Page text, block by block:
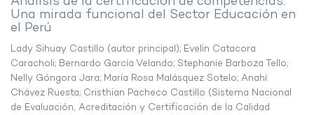
Una mirada funcional del Sector Educación en
el Perú
Lady Sihuay Castillo (autor principal); Evelin Catacora
Caracholi; Bernardo García Velando; Stephanie Barboza Tello;
Nelly Góngora Jara; María Rosa Malásquez Sotelo; Anahí
Chávez Ruesta; Cristhian Pacheco Castillo (Sistema Nacional
de Evaluación, Acreditación y Certificación de la Calidad